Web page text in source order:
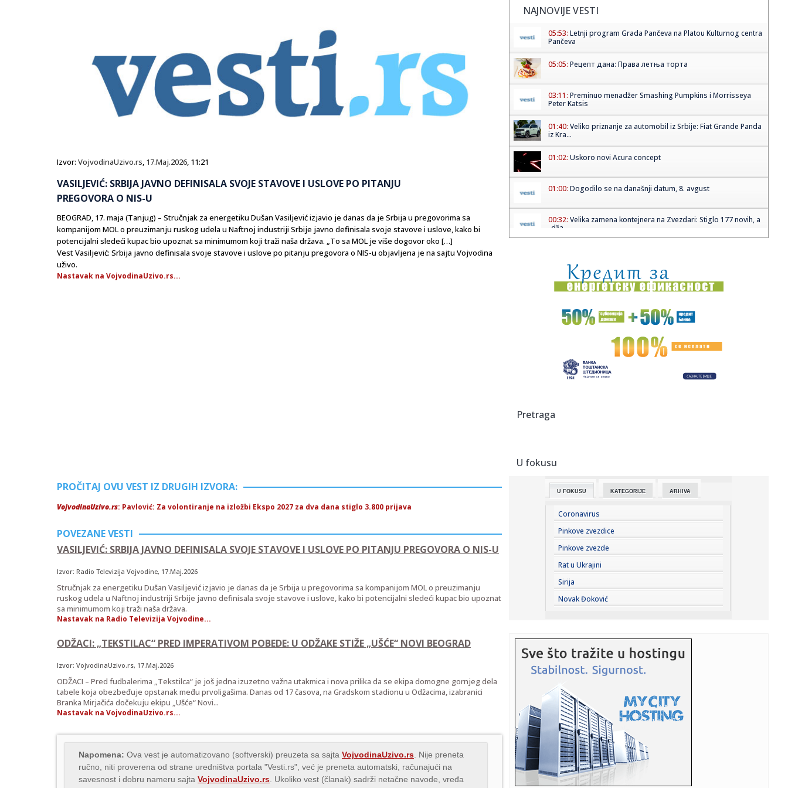
Izvor: VojvodinaUzivo.rs, 17.Maj.2026, 11:21
VASILJEVIĆ: SRBIJA JAVNO DEFINISALA SVOJE STAVOVE I USLOVE PO PITANJU
PREGOVORA O NIS-U
BEOGRAD, 17. maja (Tanjug) – Stručnjak za energetiku Dušan Vasiljević izjavio je danas da je Srbija u pregovorima sa
kompanijom MOL o preuzimanju ruskog udela u Naftnoj industriji Srbije javno definisala svoje stavove i uslove, kako bi
potencijalni sledeći kupac bio upoznat sa minimumom koji traži naša država. „To sa MOL je više dogovor oko […]
Vest Vasiljević: Srbija javno definisala svoje stavove i uslove po pitanju pregovora o NIS-u objavljena je na sajtu Vojvodina
uživo.
Nastavak na VojvodinaUzivo.rs...
PROČITAJ OVU VEST IZ DRUGIH IZVORA:
VojvodinaUzivo.rs: Pavlović: Za volontiranje na izložbi Ekspo 2027 za dva dana stiglo 3.800 prijava
POVEZANE VESTI
VASILJEVIĆ: SRBIJA JAVNO DEFINISALA SVOJE STAVOVE I USLOVE PO PITANJU PREGOVORA O NIS-U
Izvor: Radio Televizija Vojvodine, 17.Maj.2026
Stručnjak za energetiku Dušan Vasiljević izjavio je danas da je Srbija u pregovorima sa kompanijom MOL o preuzimanju
ruskog udela u Naftnoj industriji Srbije javno definisala svoje stavove i uslove, kako bi potencijalni sledeći kupac bio upoznat
sa minimumom koji traži naša država.
Nastavak na Radio Televizija Vojvodine...
ODŽACI: „TEKSTILAC“ PRED IMPERATIVOM POBEDE: U ODŽAKE STIŽE „UŠĆE“ NOVI BEOGRAD
Izvor: VojvodinaUzivo.rs, 17.Maj.2026
ODŽACI – Pred fudbalerima „Tekstilca“ je još jedna izuzetno važna utakmica i nova prilika da se ekipa domogne gornjeg dela
tabele koja obezbeđuje opstanak među prvoligašima. Danas od 17 časova, na Gradskom stadionu u Odžacima, izabranici
Branka Mirjačića dočekuju ekipu „Ušće“ Novi...
Nastavak na VojvodinaUzivo.rs...
Napomena: Ova vest je automatizovano (softverski) preuzeta sa sajta VojvodinaUzivo.rs . Nije preneta
ručno, niti proverena od strane uredništva portala "Vesti.rs", već je preneta automatski, računajući na
savesnost i dobru nameru sajta VojvodinaUzivo.rs . Ukoliko vest (članak) sadrži netačne navode, vređa
NAJNOVIJE VESTI
05:53: Letnji program Grada Pančeva na Platou Kulturnog centra
Pančeva
05:05: Рецепт дана: Права летња торта
03:11: Preminuo menadžer Smashing Pumpkins i Morrisseya
Peter Katsis
01:40: Veliko priznanje za automobil iz Srbije: Fiat Grande Panda
iz Kra...
01:02: Uskoro novi Acura concept
01:00: Dogodilo se na današnji datum, 8. avgust
00:32: Velika zamena kontejnera na Zvezdari: Stiglo 177 novih, a
„dža...
00:03:Na današnji dan, 8. avgust
00:03:Volkswagen menja poslovnu strategiju u SAD
PARTIZAN TRLJA RUKE: Transfer Saše Lukića doneo crno-
23:48:Otišao iz Arsenala pre nego što su podigli trofej – vratio
...
23:42:
23:35: "Nema lakih utakmica, ali mi smo Vojvodina"
23:33:Ribakina sigurna u Torontu
23:32:Brenin potez posle pada razbesneo javnost: Devojka joj
pružila r...
23:29:Američki Senat usvojio zakon o sankcijama Rusiji usmjeren
na ene...
23:25: MUP: Aktivna četiri veća požara, najveći izbio u mestu
Šumar...
23:24:
pogled...
23:22:KAKVA PORUKA PRED NASTAVAK SEZONE: Srbija nadigrala
Rusiju posle ...
23:21:Nestao nakit vrijedan 10.000 evra: Snimak otkrio krajnje
neobičn...
23:21:Krvoproliće u Gracu: Turčin izbo muškarca iz BiH i još
Pretraga
U fokusu
U FOKUSU KATEGORIJE ARHIVA
Coronavirus
Pinkove zvezdice
Pinkove zvezde
Rat u Ukrajini
Sirija
Novak Đoković